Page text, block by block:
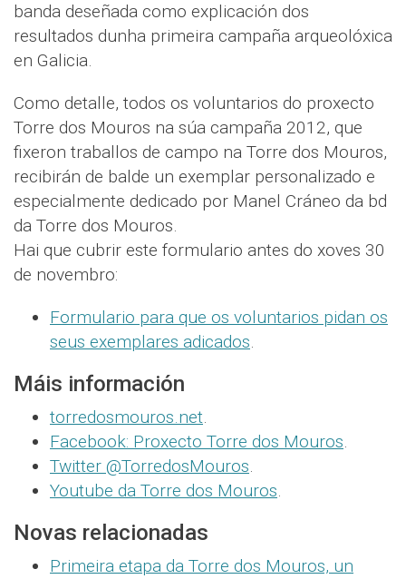
banda deseñada como explicación dos
resultados dunha primeira campaña arqueolóxica
en Galicia.
Como detalle, todos os voluntarios do proxecto
Torre dos Mouros na súa campaña 2012, que
fixeron traballos de campo na Torre dos Mouros,
recibirán de balde un exemplar personalizado e
especialmente dedicado por Manel Cráneo da bd
da Torre dos Mouros.
Hai que cubrir este formulario antes do xoves 30
de novembro:
Formulario para que os voluntarios pidan os
seus exemplares adicados.
Máis información
torredosmouros.net.
Facebook: Proxecto Torre dos Mouros.
Twitter @TorredosMouros.
Youtube da Torre dos Mouros.
Novas relacionadas
Primeira etapa da Torre dos Mouros, un